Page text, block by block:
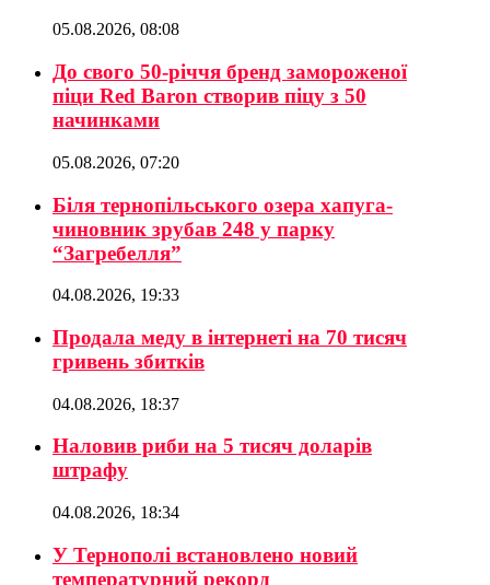
05.08.2026, 08:08
До свого 50-річчя бренд замороженої
піци Red Baron створив піцу з 50
начинками
05.08.2026, 07:20
Біля тернопільського озера хапуга-
чиновник зрубав 248 у парку
“Загребелля”
04.08.2026, 19:33
Продала меду в інтернеті на 70 тисяч
гривень збитків
04.08.2026, 18:37
Наловив риби на 5 тисяч доларів
штрафу
04.08.2026, 18:34
У Тернополі встановлено новий
температурний рекорд